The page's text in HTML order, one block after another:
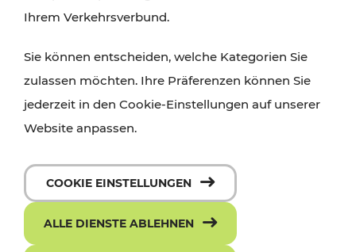
Ihrem Verkehrsverbund.
Sie können entscheiden, welche Kategorien Sie
zulassen möchten. Ihre Präferenzen können Sie
jederzeit in den Cookie-Einstellungen auf unserer
Website anpassen.
COOKIE EINSTELLUNGEN
ALLE DIENSTE ABLEHNEN